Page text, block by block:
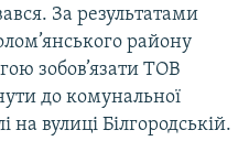
За результатами
району
зобов’язати ТОВ
до комунальної
на вулиці Білгородській.